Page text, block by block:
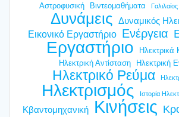
Αστροφυσική
Βιντεομαθήματα Γαλιλαίος
Δυνάμεις Δυναμικός
Εικονικό Εργαστήριο Ενέργεια
Εργαστήριο
Ηλεκτρική Αντίσταση
Ηλεκτρική
Ηλεκτρικό Ρεύμα
Ηλεκτρισμός Ιστορία
Κβαντομηχανική Κινήσεις